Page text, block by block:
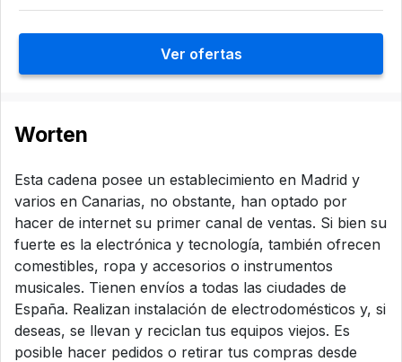
Ver ofertas
Worten
Esta cadena posee un establecimiento en Madrid y
varios en Canarias, no obstante, han optado por
hacer de internet su primer canal de ventas. Si bien su
fuerte es la electrónica y tecnología, también ofrecen
comestibles, ropa y accesorios o instrumentos
musicales. Tienen envíos a todas las ciudades de
España. Realizan instalación de electrodomésticos y, si
deseas, se llevan y reciclan tus equipos viejos. Es
posible hacer pedidos o retirar tus compras desde